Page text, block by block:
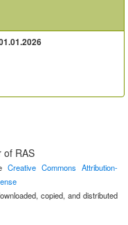
of RAS
Creative Commons Attribution-
copied, and distributed